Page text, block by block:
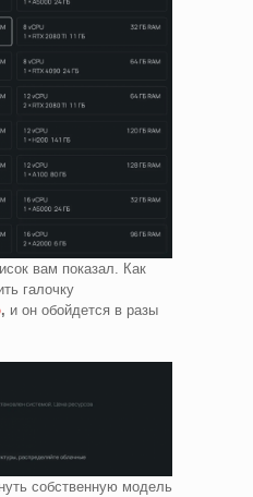
вам показал. Как
галочку
, и он обойдется в разы
собственную модель